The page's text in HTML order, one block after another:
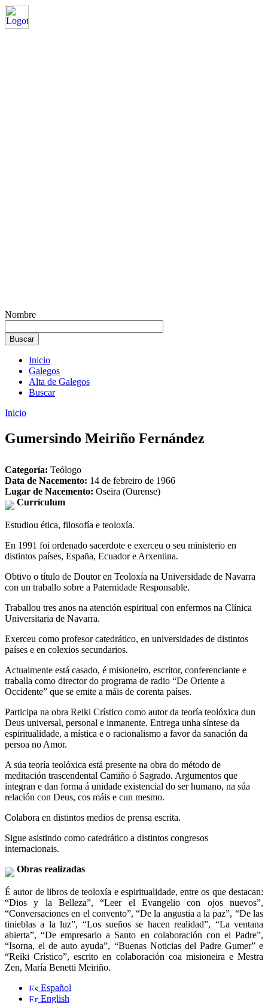
Nombre
Inicio
Galegos
Alta de Galegos
Buscar
Inicio
Gumersindo Meiriño Fernández
Categoría: Teólogo
Data de Nacemento: 14 de febreiro de 1966
Lugar de Nacemento: Oseira (Ourense)
Currículum
Estudiou ética, filosofía e teoloxía.
En 1991 foi ordenado sacerdote e exerceu o seu ministerio en
distintos países, España, Ecuador e Arxentina.
Obtivo o título de Doutor en Teoloxía na Universidade de Navarra
con un traballo sobre a Paternidade Responsable.
Traballou tres anos na atención espiritual con enfermos na Clínica
Universitaria de Navarra.
Exerceu como profesor catedrático, en universidades de distintos
países e en colexios secundarios.
Actualmente está casado, é misioneiro, escritor, conferenciante e
traballa como director do programa de radio “De Oriente a
Occidente” que se emite a máis de corenta países.
Participa na obra Reiki Crístico como autor da teoría teolóxica dun
Deus universal, personal e inmanente. Entrega unha síntese da
espiritualidade, a mística e o racionalismo a favor da sanación da
persoa no Amor.
A súa teoría teolóxica está presente na obra do método de
meditación trascendental Camiño ó Sagrado. Argumentos que
integran e dan forma á unidade existencial do ser humano, na súa
relación con Deus, cos máis e cun mesmo.
Colabora en distintos medios de prensa escrita.
Sigue asistindo como catedrático a distintos congresos
internacionais.
Obras realizadas
É autor de libros de teoloxía e espiritualidade, entre os que destacan:
“Dios y la Belleza”, “Leer el Evangelio con ojos nuevos”,
“Conversaciones en el convento”, “De la angustia a la paz”, “De las
tinieblas a la luz”, “Los sueños se hacen realidad”, “La ventana
abierta”, “De empresario a Santo en colaboración con el Padre”,
“Isorna, el de auto ayuda”, “Buenas Noticias del Padre Gumer” e
“Reiki Crístico”, escrito en colaboración coa misioneira e Mestra
Zen, María Benetti Meiriño.
Español
English